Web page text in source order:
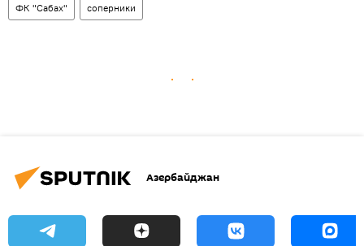
ФК "Сабах" соперники
Азербайджан